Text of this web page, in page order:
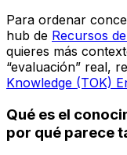
Para ordenar
hub de Recursos
quieres más
“evaluación” real,
Knowledge (TOK)
Qué es el
por qué parece